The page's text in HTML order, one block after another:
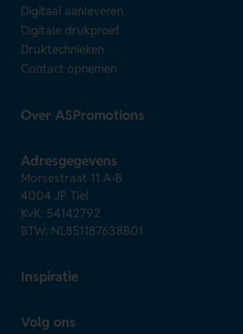
Digitaal aanleveren
Digitale drukproef
Druktechnieken
Contact opnemen
Over ASPromotions
Adresgegevens
Morsestraat 11 A-B
4004 JP Tiel
KvK: 54142792
BTW: NL851187638B01
Inspiratie
Volg ons